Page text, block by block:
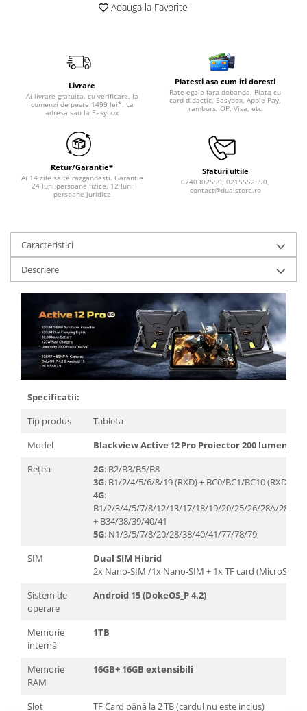
Adauga la Favorite
Livrare
Ai livrare gratuita, cu verificare, la
comenzi de peste 1499 lei*. La
adresa sau la Easybox
Platesti asa cum iti doresti
Rate egale fara dobanda, Plata cu
card didactic, Easybox, Apple Pay,
ramburs, OP, Visa, etc
Retur/Garantie*
Ai 14 zile sa te razgandesti. Garantie
24 luni persoane fizice, 12 luni
persoane juridice
Sfaturi ultile
0740302590, 0215552590,
contact@dualstore.ro
Caracteristici
Descriere
Specificatii:
Tip produs
Tableta
Model
Blackview Active 12 Pro Proiector 200 lumeni
Rețea
2G: B2/B3/B5/B8
3G: B1/2/4/5/6/8/19 (RXD) + BC0/BC1/BC10 (RXD)
4G:
B1/2/3/4/5/7/8/12/13/17/18/19/20/25/26/28A/28B/
+ B34/38/39/40/41
5G: N1/3/5/7/8/20/28/38/40/41/77/78/79
SIM
Dual SIM Hibrid
2x Nano‑SIM /1x Nano‑SIM + 1x TF card (MicroSD)
Sistem de
operare
Android 15 (DokeOS_P 4.2)
Memorie
internă
1TB
Memorie
RAM
16GB+ 16GB extensibili
Slot TF Card până la 2 TB (cardul nu este inclus)